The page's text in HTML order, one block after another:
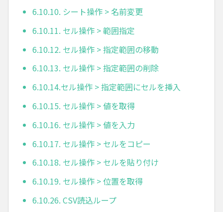
6.10.10. シート操作 > 名前変更
6.10.11. セル操作 > 範囲指定
6.10.12. セル操作 > 指定範囲の移動
6.10.13. セル操作 > 指定範囲の削除
6.10.14.セル操作 > 指定範囲にセルを挿入
6.10.15. セル操作 > 値を取得
6.10.16. セル操作 > 値を入力
6.10.17. セル操作 > セルをコピー
6.10.18. セル操作 > セルを貼り付け
6.10.19. セル操作 > 位置を取得
6.10.26. CSV読込ループ